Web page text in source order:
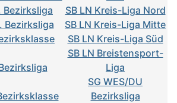
Bezirksliga
SB LN Kreis-Liga Nord
Bezirksliga
SB LN Kreis-Liga Mitte
SB LN Kreis-Liga Süd
SB LN Breistensport-
Liga
SG WES/DU
Bezirksliga